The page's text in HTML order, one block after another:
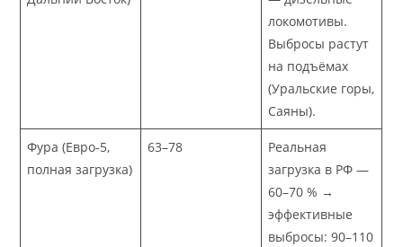
локомотивы.
Выбросы растут
на подъёмах
(Уральские горы,
Саяны).
Фура (Евро-5,
полная загрузка)
63–78
Реальная
загрузка в РФ —
60–70 % →
эффективные
выбросы: 90–110